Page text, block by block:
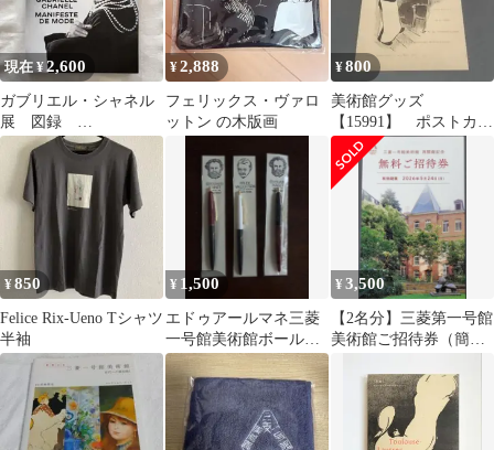
現在 ¥2,600
ガブリエル・シャネル
展 図録
GABRIELLE CHANEL
三菱一号館美術館
¥2,888
フェリックス・ヴァロ
ットン の木版画
¥800
美術館グッズ
【15991】 ポストカー
ド 『カフェ・コンセ
ール』表紙
¥850
Felice Rix-Ueno Tシャツ
半袖
¥ 1,500
エドゥアールマネ三菱
一号館美術館ボールペ
ンPENフェリックスヴ
ァロットンART
¥3,500
【2名分】三菱第一号館
美術館ご招待券（簡易